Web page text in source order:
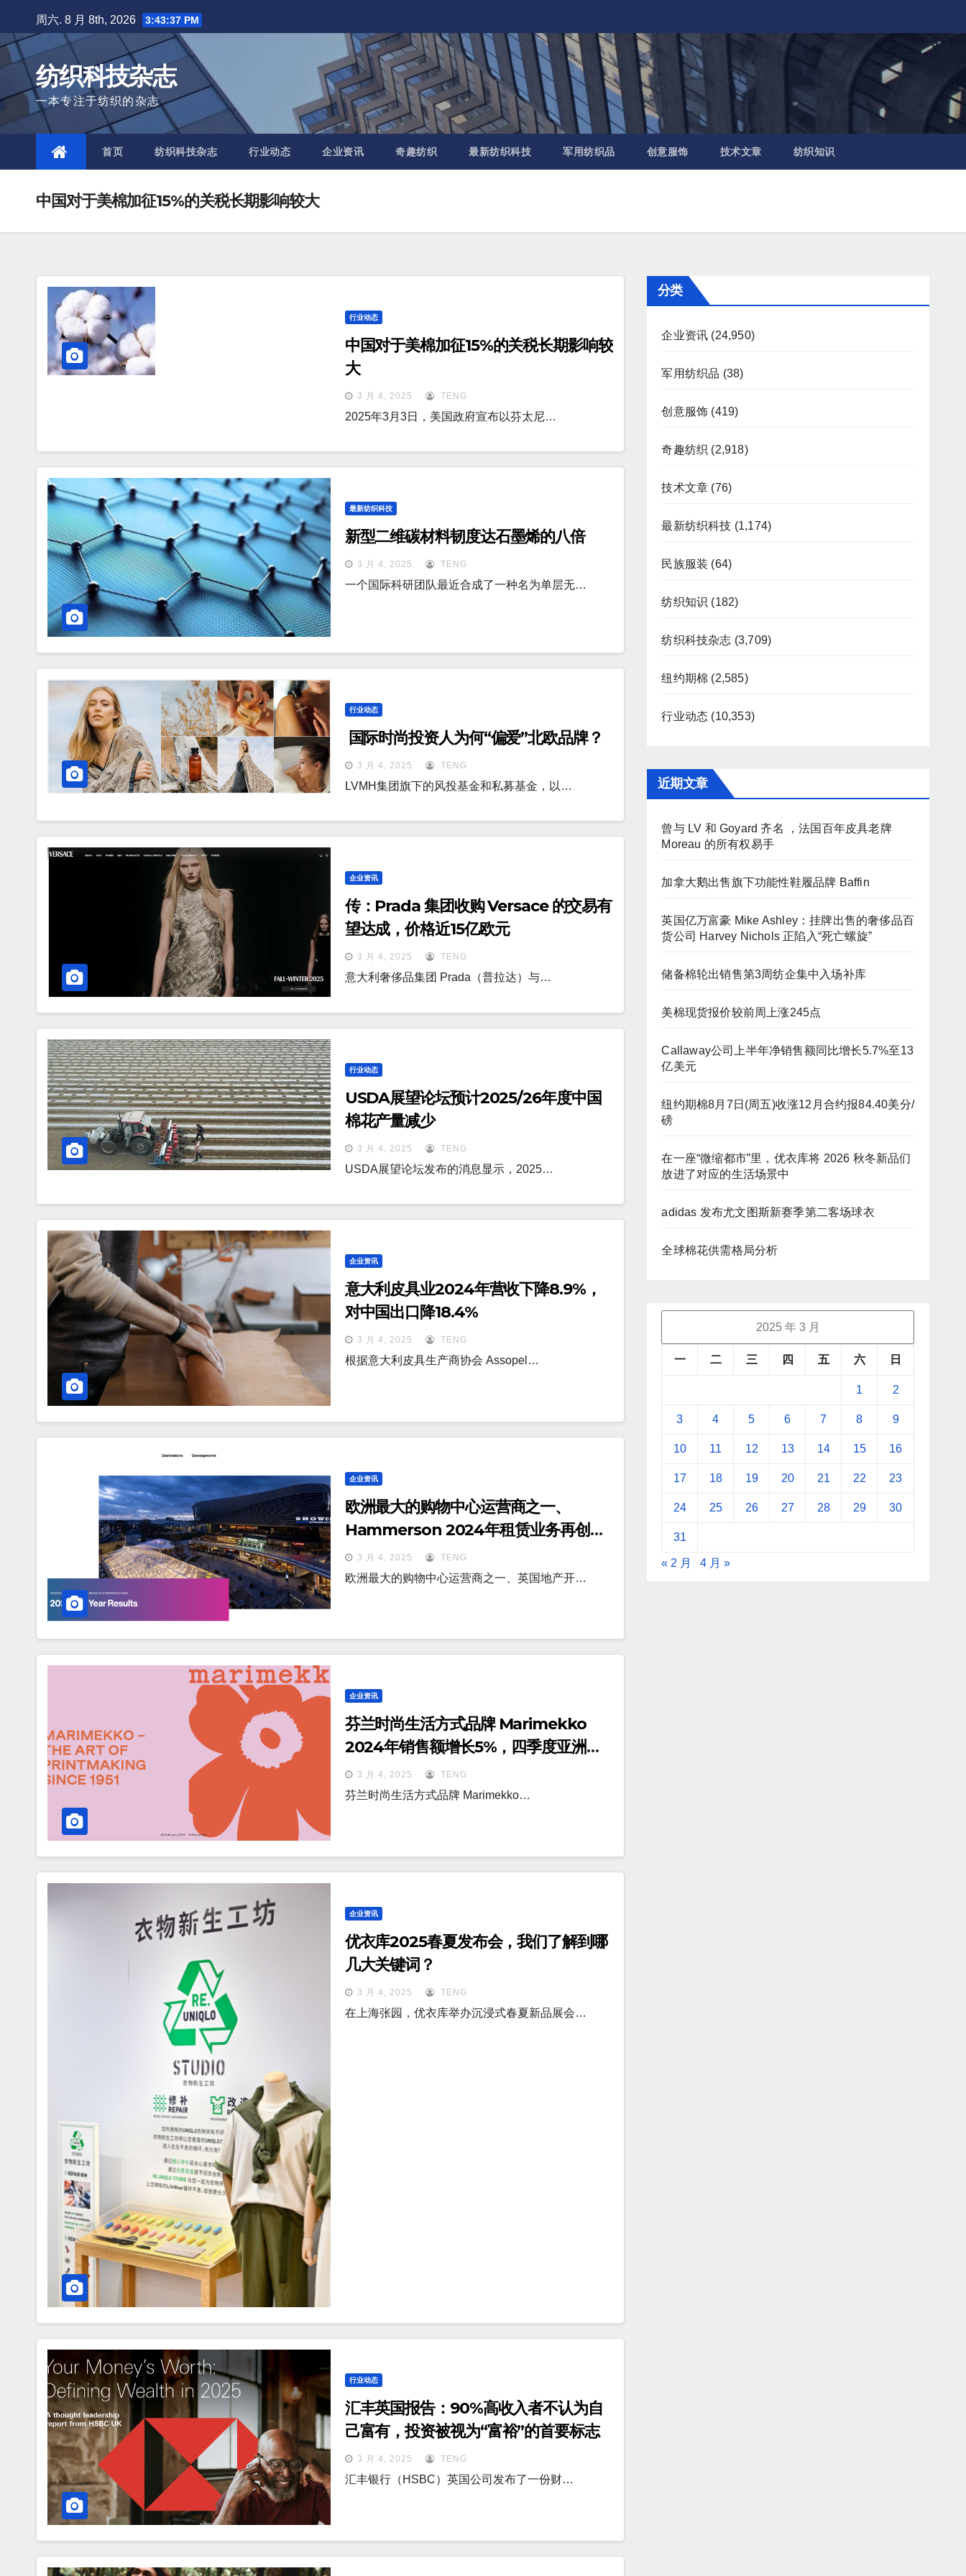
to
content
周六. 8 月 8th, 2026 3:43:39 PM
纺织科技杂志
一本专注于纺织的杂志
首页 纺织科技杂志 行业动态 企业资讯 奇趣纺织 最新纺织科技 军用纺织品 创意服饰 技术文章 纺织知识
中国对于美棉加征15%的关税长期影响较大
行业动态
中国对于美棉加征15%的关税长期影响较
大
3 月 4, 2025 TENG
2025年3月3日，美国政府宣布以芬太尼…
最新纺织科技
新型二维碳材料韧度达石墨烯的八倍
3 月 4, 2025 TENG
一个国际科研团队最近合成了一种名为单层无…
行业动态
国际时尚投资人为何“偏爱”北欧品牌？
3 月 4, 2025 TENG
LVMH集团旗下的风投基金和私募基金，以…
企业资讯
传：Prada 集团收购 Versace 的交易有
望达成，价格近15亿欧元
3 月 4, 2025 TENG
意大利奢侈品集团 Prada（普拉达）与…
行业动态
USDA展望论坛预计2025/26年度中国
棉花产量减少
3 月 4, 2025 TENG
USDA展望论坛发布的消息显示，2025…
企业资讯
意大利皮具业2024年营收下降8.9%，
对中国出口降18.4%
3 月 4, 2025 TENG
根据意大利皮具生产商协会 Assopel…
企业资讯
欧洲最大的购物中心运营商之一、
Hammerson 2024年租赁业务再创新
高3 月 4, 2025 TENG
欧洲最大的购物中心运营商之一、英国地产开…
企业资讯
芬兰时尚生活方式品牌 Marimekko
2024年销售额增长5%，四季度亚洲新
开五店
3 月 4, 2025 TENG
芬兰时尚生活方式品牌 Marimekko…
企业资讯
优衣库2025春夏发布会，我们了解到哪
几大关键词？
3 月 4, 2025 TENG
在上海张园，优衣库举办沉浸式春夏新品展会…
行业动态
汇丰英国报告：90%高收入者不认为自
己富有，投资被视为“富裕”的首要标志
3 月 4, 2025 TENG
汇丰银行（HSBC）英国公司发布了一份财…
分类
企业资讯 (24,950)
军用纺织品 (38)
创意服饰 (419)
奇趣纺织 (2,918)
技术文章 (76)
最新纺织科技 (1,174)
民族服装 (64)
纺织知识 (182)
纺织科技杂志 (3,709)
纽约期棉 (2,585)
行业动态 (10,353)
近期文章
曾与 LV 和 Goyard 齐名 ，法国百年皮具老牌
Moreau 的所有权易手
加拿大鹅出售旗下功能性鞋履品牌 Baffin
英国亿万富豪 Mike Ashley：挂牌出售的奢侈品百
货公司 Harvey Nichols 正陷入“死亡螺旋”
储备棉轮出销售第3周纺企集中入场补库
美棉现货报价较前周上涨245点
Callaway公司上半年净销售额同比增长5.7%至13
亿美元
纽约期棉8月7日(周五)收涨12月合约报84.40美分/
磅
在一座“微缩都市”里，优衣库将 2026 秋冬新品们
放进了对应的生活场景中
adidas 发布尤文图斯新赛季第二客场球衣
全球棉花供需格局分析
2025 年 3 月
一 二 三 四 五 六 日
1 2
3 4 5 6 7 8 9
10 11 12 13 14 15 16
17 18 19 20 21 22 23
24 25 26 27 28 29 30
31
« 2 月 4 月 »